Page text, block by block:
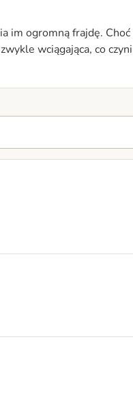
im ogromną frajdę.
wciągająca, co